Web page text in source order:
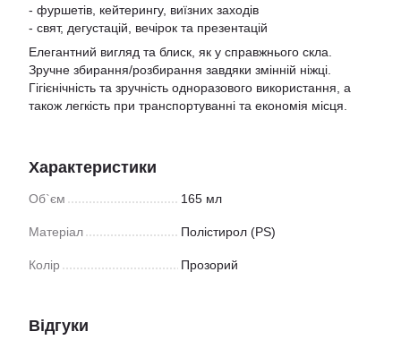
- фуршетів, кейтерингу, виїзних заходів
- свят, дегустацій, вечірок та презентацій
Елегантний вигляд та блиск, як у справжнього скла.
Зручне збирання/розбирання завдяки змінній ніжці.
Гігієнічність та зручність одноразового використання, а
також легкість при транспортуванні та економія місця.
Характеристики
Об`єм 165 мл
Матеріал Полістирол (PS)
Колір Прозорий
Відгуки